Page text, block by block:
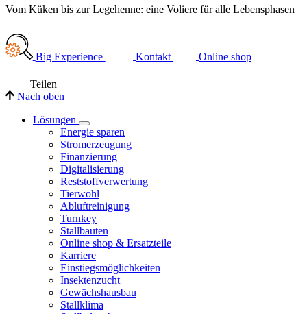
house in which they later lay their eggs.
Vom Küken bis zur Legehenne: eine Voliere für alle Lebensphasen
Big Experience Kontakt Online shop
Teilen
Nach oben
Lösungen
Energie sparen
Stromerzeugung
Finanzierung
Digitalisierung
Reststoffverwertung
Tierwohl
Abluftreinigung
Turnkey
Stallbauten
Online shop & Ersatzteile
Karriere
Einstiegsmöglichkeiten
Insektenzucht
Gewächshausbau
Stallklima